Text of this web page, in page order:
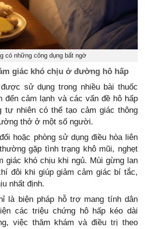
có những công dụng bất ngờ
giác khó chịu ở đường hô hấp
sử dụng trong nhiều bài thuốc
đến cảm lạnh và các vấn đề hô hấp
tự nhiên có thể tạo cảm giác thông
thở ở một số người.
hoặc phòng sử dụng điều hòa liên
gặp tình trạng khô mũi, nghẹt
giác khó chịu khi ngủ. Mùi gừng lan
đôi khi giúp giảm cảm giác bí tắc,
nhất định.
là biện pháp hỗ trợ mang tính dân
các triệu chứng hô hấp kéo dài
việc thăm khám và điều trị theo